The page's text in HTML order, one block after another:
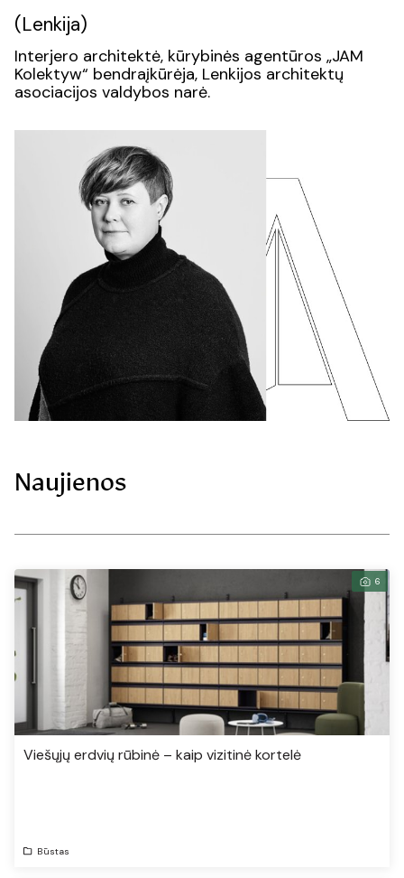
(Lenkija)
Interjero architektė, kūrybinės agentūros „JAM
Kolektyw“ bendraįkūrėja, Lenkijos architektų
asociacijos valdybos narė.
Naujienos
6
Viešųjų erdvių rūbinė – kaip vizitinė kortelė
Būstas